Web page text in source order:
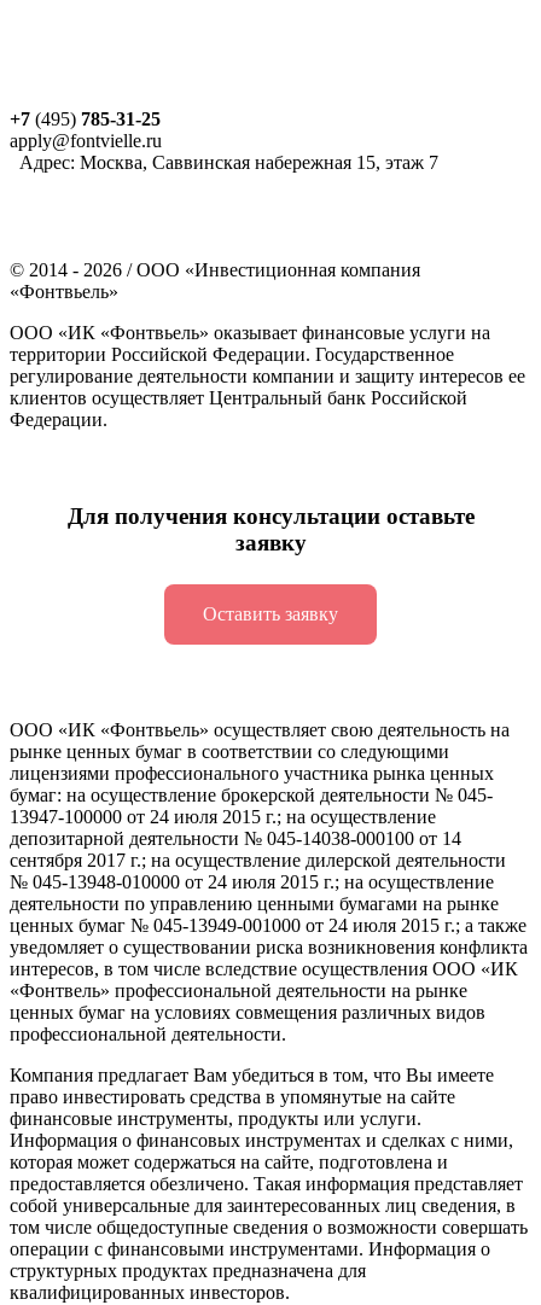
+7 (495) 785-31-25
apply@fontvielle.ru
Адрес: Москва, Саввинская набережная 15, этаж 7
© 2014 - 2026 / ООО «Инвестиционная компания
«Фонтвьель»
ООО «ИК «Фонтвьель» оказывает финансовые услуги на
территории Российской Федерации. Государственное
регулирование деятельности компании и защиту интересов ее
клиентов осуществляет Центральный банк Российской
Федерации.
Для получения консультации оставьте
заявку
Оставить заявку
ООО «ИК «Фонтвьель» осуществляет свою деятельность на
рынке ценных бумаг в соответствии со следующими
лицензиями профессионального участника рынка ценных
бумаг: на осуществление брокерской деятельности № 045-
13947-100000 от 24 июля 2015 г.; на осуществление
депозитарной деятельности № 045-14038-000100 от 14
сентября 2017 г.; на осуществление дилерской деятельности
№ 045-13948-010000 от 24 июля 2015 г.; на осуществление
деятельности по управлению ценными бумагами на рынке
ценных бумаг № 045-13949-001000 от 24 июля 2015 г.; а также
уведомляет о существовании риска возникновения конфликта
интересов, в том числе вследствие осуществления ООО «ИК
«Фонтвель» профессиональной деятельности на рынке
ценных бумаг на условиях совмещения различных видов
профессиональной деятельности.
Компания предлагает Вам убедиться в том, что Вы имеете
право инвестировать средства в упомянутые на сайте
финансовые инструменты, продукты или услуги.
Информация о финансовых инструментах и сделках с ними,
которая может содержаться на сайте, подготовлена и
предоставляется обезличено. Такая информация представляет
собой универсальные для заинтересованных лиц сведения, в
том числе общедоступные сведения о возможности совершать
операции с финансовыми инструментами. Информация о
структурных продуктах предназначена для
квалифицированных инвесторов.